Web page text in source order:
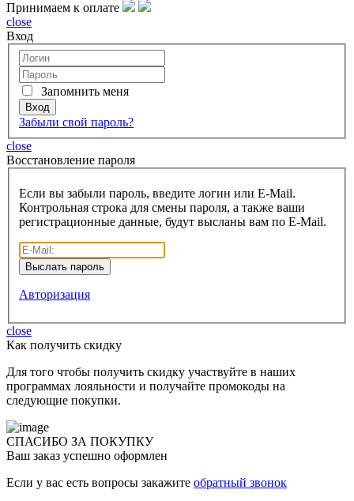
Принимаем к оплате
close
Вход
Запомнить меня
Забыли свой пароль?
close
Восcтановление пароля
Если вы забыли пароль, введите логин или E-Mail.
Контрольная строка для смены пароля, а также ваши
регистрационные данные, будут высланы вам по E-Mail.
Авторизация
close
Как получить скидку
Для того чтобы получить скидку участвуйте в наших
программах лояльности и получайте промокоды на
следующие покупки.
СПАСИБО ЗА ПОКУПКУ
Ваш заказ успешно оформлен
Если у вас есть вопросы закажите обратный звонок